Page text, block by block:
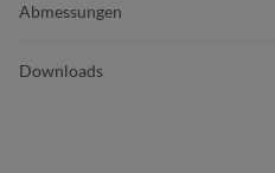
Abmessungen
Downloads